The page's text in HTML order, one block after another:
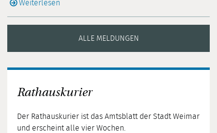
Weiterlesen
ALLE MELDUNGEN
Rathauskurier
Der Rathauskurier ist das Amtsblatt der Stadt Weimar
und erscheint alle vier Wochen.